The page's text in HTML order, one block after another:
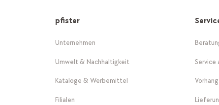
pfister
Unternehmen
Umwelt & Nachhaltigkeit
Kataloge & Werbemittel
Filialen
Service